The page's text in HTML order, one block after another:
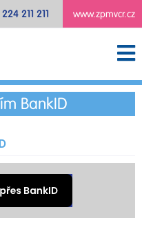
www.zpmvcr.cz
224 211 211
BankID